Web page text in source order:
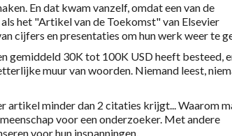
En dat kwam vanzelf, omdat een van de
het "Artikel van de Toekomst" van Elsevier
cijfers en presentaties om hun werk weer te
gemiddeld 30K tot 100K USD heeft besteed,
muur van woorden. Niemand leest,
artikel minder dan 2 citaties krijgt... Waarom
voor een onderzoeker. Met andere
voor hun inspanningen.